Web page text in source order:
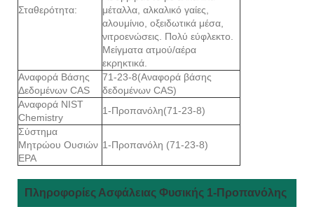
Σταθερότητα:
μέταλλα, αλκαλικό γαίες,
αλουμίνιο, οξειδωτικά μέσα,
νιτροενώσεις. Πολύ εύφλεκτο.
Μείγματα ατμού/αέρα
εκρηκτικά.
Αναφορά Βάσης
Δεδομένων CAS
71-23-8(Αναφορά βάσης
δεδομένων CAS)
Αναφορά NIST
Chemistry
1-Προπανόλη(71-23-8)
Σύστημα
Μητρώου Ουσιών
EPA
1-Προπανόλη (71-23-8)
Πληροφορίες Ασφάλειας Φυσικής 1-Προπανόλης